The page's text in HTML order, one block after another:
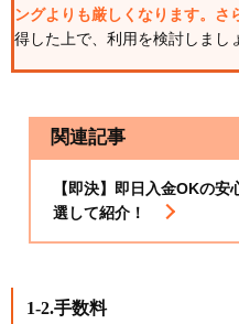
ングよりも厳しくなります。さ
得した上で、利用を検討しまし
関連記事
【即決】即日入金OKの
選して紹介！
1-2.手数料